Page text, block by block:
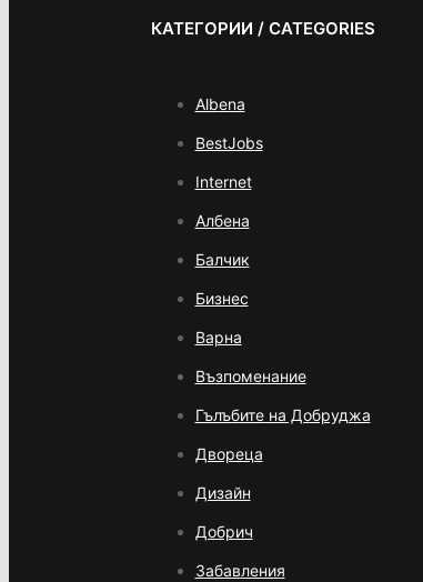
КАТЕГОРИИ / CATEGORIES
Albena
BestJobs
Internet
Албена
Балчик
Бизнес
Варна
Възпоменание
Гълъбите на Добруджа
Двореца
Дизайн
Добрич
Забавления